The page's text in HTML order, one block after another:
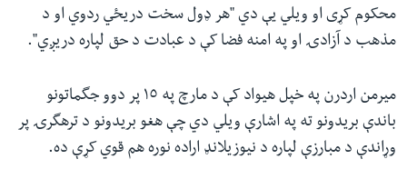
محکوم کړی او ویلي یې دي "هر ډول سخت دریځي ردوي او د
مذهب د آزادۍ او په امنه فضا کې د عبادت د حق لپاره دریږي".
میرمن اردرن په خپل هیواد کې د مارچ په ١٥ پر دوو جگماتونو
باندې بریدونو ته په اشارې ویلي دي چې هغو بریدونو د ترهگرۍ پر
وړاندې د مبارزې لپاره د نیوزیلانډ اراده نوره هم قوي کړې ده.